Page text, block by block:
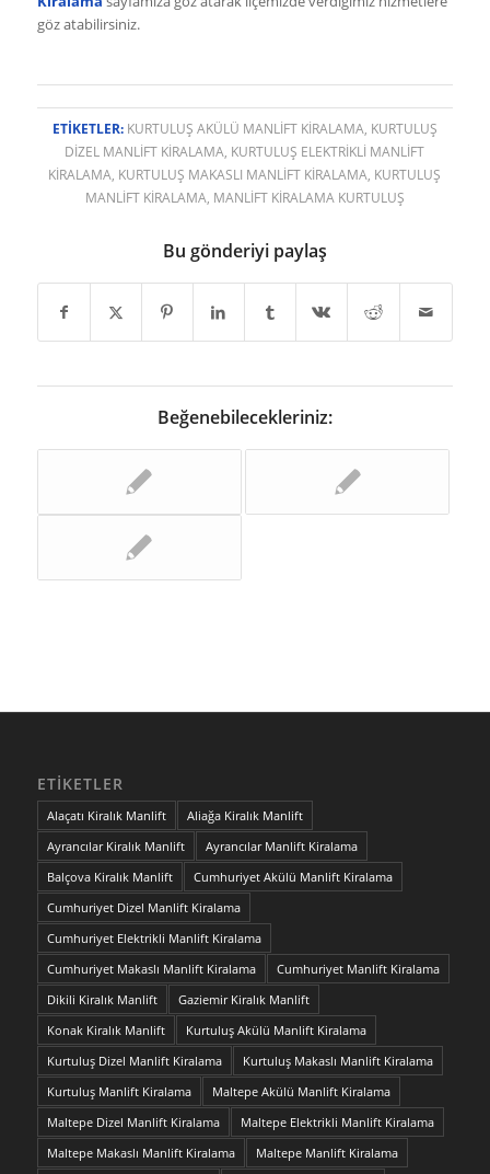
göz atabilirsiniz.
ETIKETLER: KURTULUŞ AKÜLÜ MANLIFT KIRALAMA KURTULUŞ
DIZEL MANLIFT KIRALAMA KURTULUŞ ELEKTRIKLI MANLIFT
KIRALAMA KURTULUŞ MAKASLI MANLIFT KIRALAMA KURTULUŞ
MANLIFT KIRALAMA MANLIFT KIRALAMA KURTULUŞ
Bu gönderiyi paylaş
Beğenebilecekleriniz:
ETIKETLER
Alaçatı Kiralık Manlift
Aliağa Kiralık Manlift
Ayrancılar Kiralık Manlift
Ayrancılar Manlift Kiralama
Balçova Kiralık Manlift
Cumhuriyet Akülü Manlift Kiralama
Cumhuriyet Dizel Manlift Kiralama
Cumhuriyet Elektrikli Manlift Kiralama
Cumhuriyet Makaslı Manlift Kiralama
Cumhuriyet Manlift Kiralama
Dikili Kiralık Manlift
Gaziemir Kiralık Manlift
Konak Kiralık Manlift
Kurtuluş Akülü Manlift Kiralama
Kurtuluş Dizel Manlift Kiralama
Kurtuluş Makaslı Manlift Kiralama
Kurtuluş Manlift Kiralama
Maltepe Akülü Manlift Kiralama
Maltepe Dizel Manlift Kiralama
Maltepe Elektrikli Manlift Kiralama
Maltepe Makaslı Manlift Kiralama
Maltepe Manlift Kiralama